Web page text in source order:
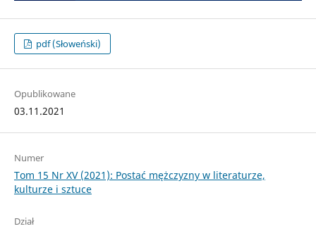
pdf (Słoweński)
Opublikowane
03.11.2021
Numer
Tom 15 Nr XV (2021): Postać mężczyzny w literaturze,
kulturze i sztuce
Dział